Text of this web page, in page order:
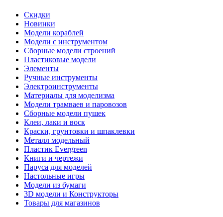
Скидки
Новинки
Модели кораблей
Модели с инструментом
Сборные модели строений
Пластиковые модели
Элементы
Ручные инструменты
Электроинструменты
Материалы для моделизма
Модели трамваев и паровозов
Сборные модели пушек
Клеи, лаки и воск
Краски, грунтовки и шпаклевки
Металл модельный
Пластик Evergreen
Книги и чертежи
Паруса для моделей
Настольные игры
Модели из бумаги
3D модели и Конструкторы
Товары для магазинов